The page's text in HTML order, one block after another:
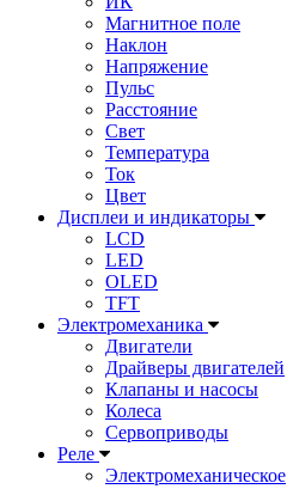
Магнитное поле
Наклон
Напряжение
Пульс
Расстояние
Свет
Температура
Ток
Цвет
Дисплеи и индикаторы
LCD
LED
OLED
TFT
Электромеханика
Двигатели
Драйверы двигателей
Клапаны и насосы
Колеса
Сервоприводы
Реле
Электромеханическое